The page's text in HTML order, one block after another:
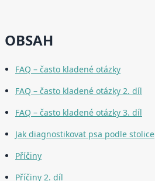
OBSAH
FAQ – často kladené otázky
FAQ – často kladené otázky 2. díl
FAQ – často kladené otázky 3. díl
Jak diagnostikovat psa podle stolice
Příčiny
Příčiny 2. díl